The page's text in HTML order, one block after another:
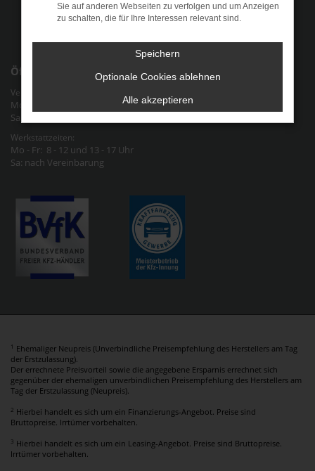
Cookie-Einstellungen
Impressum
Öffnungszeiten
Verkauf & Verwaltung:
Mo - Fr: 9 - 12 und 13 - 18 Uhr
Sa: nach Vereinbarung
Werkstattzeiten:
Mo - Fr: 8 - 12 und 13 - 17 Uhr
Sa: nach Vereinbarung
1 Ehemaliger Neupreis (Unverbindliche Preisempfehlung des Herstellers am Tag
der Erstzulassung).
Der errechnete Preisvorteil sowie die angegebene Ersparnis errechnet sich
gegenüber der ehemaligen unverbindlichen Preisempfehlung des Herstellers am
Tag der Erstzulassung (Neupreis).
2 Hierbei handelt es sich um ein Finanzierungs-Angebot. Preise sind
Bruttopreise. Irrtümer vorbehalten.
3 Hierbei handelt es sich um ein Leasing-Angebot. Preise sind Bruttopreise.
Irrtümer vorbehalten.
Sie auf anderen Webseiten zu verfolgen und um Anzeigen
zu schalten, die für Ihre Interessen relevant sind.
Speichern
Optionale Cookies ablehnen
Alle akzeptieren